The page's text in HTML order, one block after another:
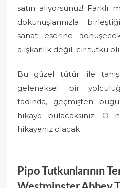
satın alıyorsunuz! Farklı
dokunuşlarınızla
sanat eserine
alışkanlık değil; bir tutku
Bu güzel tütün ile
geleneksel bir
tadında, geçmişten
hikaye bulacaksınız. O
hikayeniz olacak.
Pipo Tutkunlarının